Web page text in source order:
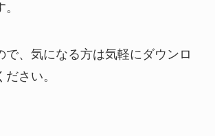
で、気になる方は気軽にダウンロ
さい。